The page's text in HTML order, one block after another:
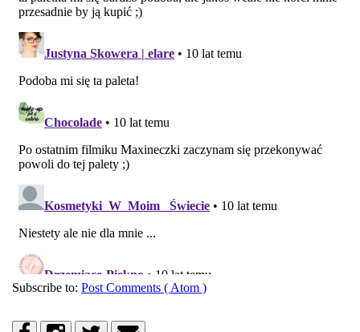
Subscribe to: Post Comments ( Atom )